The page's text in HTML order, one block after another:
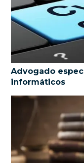
Advogado
informáticos